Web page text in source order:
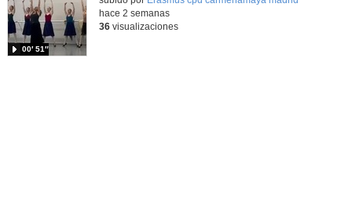
00′ 51″
hace 2 semanas
36visualizaciones